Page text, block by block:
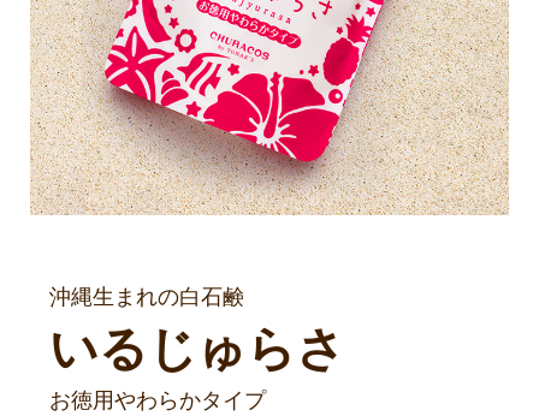
沖縄生まれの白石鹸
いるじゅらさ
お徳用やわらかタイプ